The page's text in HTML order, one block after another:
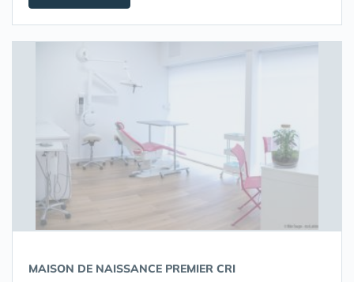
MAISON DE NAISSANCE PREMIER CRI